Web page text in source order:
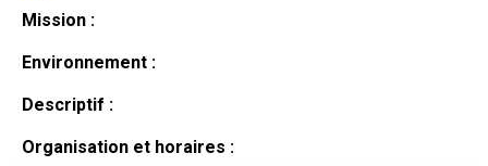
Mission :
Environnement :
Descriptif :
Organisation et horaires :